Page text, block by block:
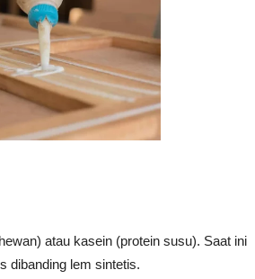
atau kasein (protein susu). Saat ini
dibanding lem sintetis.